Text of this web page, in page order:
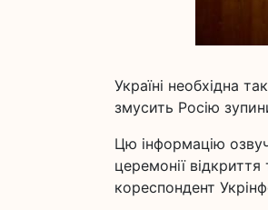
Україні необхідна
змусить Росію
Цю інформацію
церемонії
кореспондент